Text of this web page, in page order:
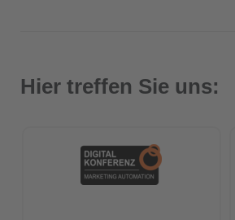
Hier treffen Sie uns: